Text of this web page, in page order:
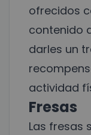
ofrecidos
contenido
darles un
actividad
Fresas
Las fresas